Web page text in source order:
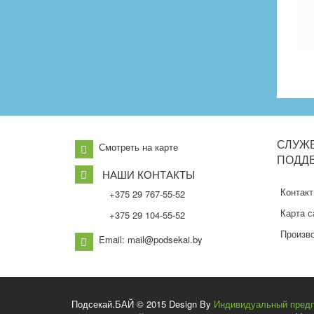
Смотреть на карте
НАШИ КОНТАКТЫ
+375 29 767-55-52
+375 29 104-55-52
Email: mail@podsekai.by
Карта
Подсекай.БАЙ © 2015 Design By Индивидуальный